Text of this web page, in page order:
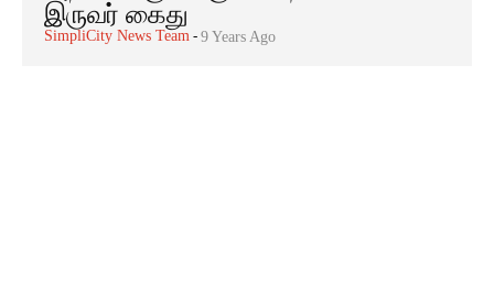
இருவர் கைது
SimpliCity News Team - 9 Years Ago